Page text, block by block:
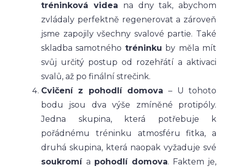
tréninková videa na dny tak, abychom
zvládaly perfektně regenerovat a zároveň
jsme zapojily všechny svalové partie. Také
skladba samotného tréninku by měla mít
svůj určitý postup od rozehřátí a aktivaci
svalů, až po finální strečink.
Cvičení z pohodlí domova– U tohoto
bodu jsou dva výše zmíněné protipóly.
Jedna skupina, která potřebuje k
pořádnému tréninku atmosféru fitka, a
druhá skupina, která naopak vyžaduje své
soukromí a pohodlí domova. Faktem je,